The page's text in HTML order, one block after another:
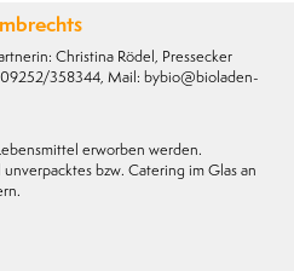
Christina Rödel, Pressecker
358344, Mail: bybio@bioladen-
erworben werden.
bzw. Catering im Glas an